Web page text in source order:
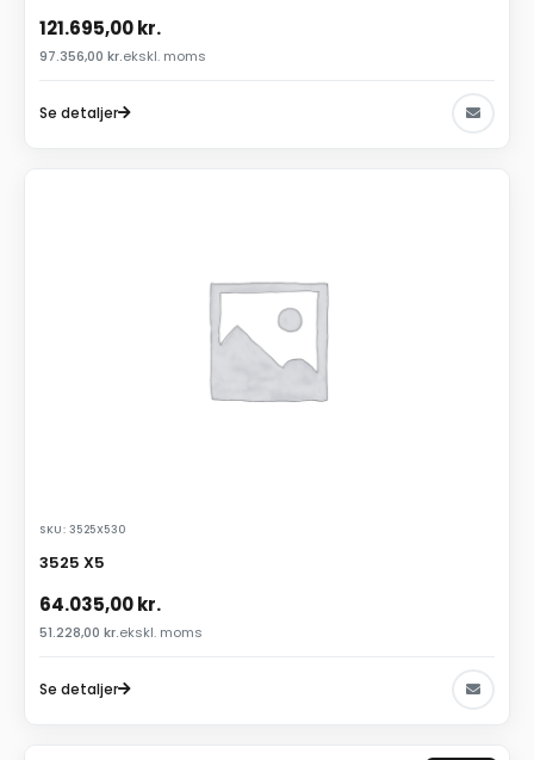
121.695,00kr.
97.356,00 kr.ekskl. moms
Se detaljer
SKU: 3525X530
3525 X5
64.035,00kr.
51.228,00 kr.ekskl. moms
Se detaljer